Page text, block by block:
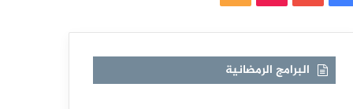
البرامج الرمضانية